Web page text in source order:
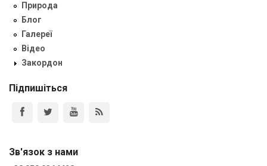
Природа
Блог
Галереї
Відео
Закордон
Підпишіться
Зв'язок з нами